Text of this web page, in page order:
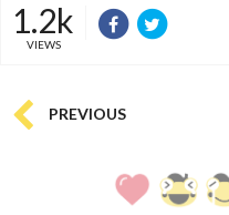
1.2k
VIEWS
PREVIOUS